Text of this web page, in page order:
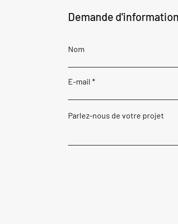
Demande
Nom
E-mail
Parlez-nous de votre projet